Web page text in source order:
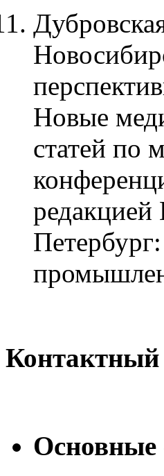
Новые
статей по
Контактный
Основные